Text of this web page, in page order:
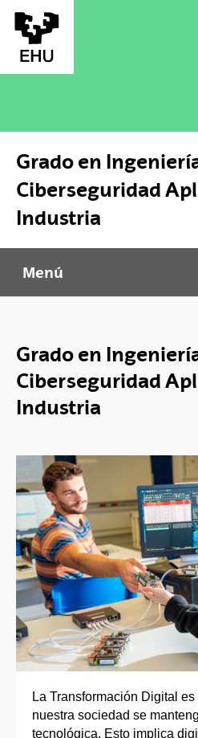
Saltar al contenido principal
Grado en
Ciberseguridad
Industria
Menú
Grado en
Ciberseguridad
Industria
La Transformación Digital
nuestra sociedad se
tecnológica. Esto implica